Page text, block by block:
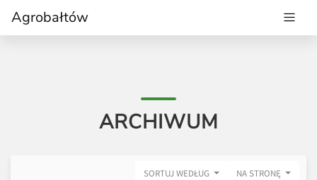
Agrobałtów
ARCHIWUM
SORTUJ WEDŁUG NA STRONĘ